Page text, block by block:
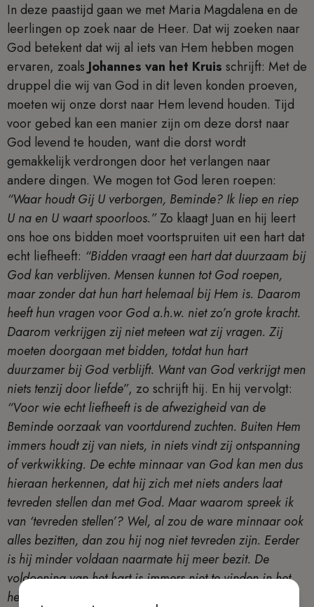
In deze paastijd gaan we met Maria Magdalena en de
leerlingen op zoek naar de Heer. Dat wij zoeken naar
God betekent dat wij al iets van Hem hebben mogen
ervaren, zoalsJohannes van het Kruis schrijft: Met de
druppel die wij van God in dit leven konden proeven,
moeten wij onze dorst naar Hem levend houden. Tijd
voor gebed kan een manier zijn om deze dorst naar
God levend te houden, want die dorst wordt
gemakkelijk verdrongen door het verlangen naar
andere dingen. We mogen tot God leren roepen:
“Waar houdt Gij U verborgen, Beminde? Ik liep en riep
U na en U waart spoorloos.”Zo klaagt Juan en hij leert
ons hoe ons bidden moet voortspruiten uit een hart dat
echt liefheeft: “Bidden vraagt een hart dat duurzaam bij
God kan verblijven. Mensen kunnen tot God roepen,
maar zonder dat hun hart helemaal bij Hem is. Daarom
heeft hun vragen voor God a.h.w. niet zo’n grote kracht.
Daarom verkrijgen zij niet meteen wat zij vragen. Zij
moeten doorgaan met bidden, totdat hun hart
duurzamer bij God verblijft. Want van God verkrijgt men
niets tenzij door liefde”, zo schrijft hij. En hij vervolgt:
“Voor wie echt liefheeft is de afwezigheid van de
Beminde oorzaak van voortdurend zuchten. Buiten Hem
immers houdt zij van niets, in niets vindt zij ontspanning
of verkwikking. De echte minnaar van God kan men dus
hieraan herkennen, dat hij zich met niets anders laat
tevreden stellen dan met God. Maar waarom spreek ik
van ‘tevreden stellen’? Wel, al zou de ware minnaar ook
alles bezitten, dan zou hij nog niet tevreden zijn. Eerder
is hij minder voldaan naarmate hij meer bezit. De
voldoening van het hart is immers niet te vinden in het
hebben van dingen, maar in het vrij zijn van alles en in